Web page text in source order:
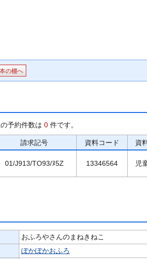
の棚へ
予約件数は 0 件です。
請求記号 資料コード 資
01/J913/TO93/ﾇ5Z 13346564 児
おふろやさんのまねきねこ
ぽかぽかおふろ